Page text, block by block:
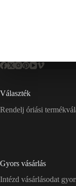
Választék
Rendelj óriási
Gyors vásárlás
Intézd vásárlásodat